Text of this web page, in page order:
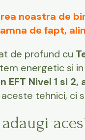
noastra de
de fapt,
de profund cu
energetic si
EFT Nivel 1 si
tehnici, ci